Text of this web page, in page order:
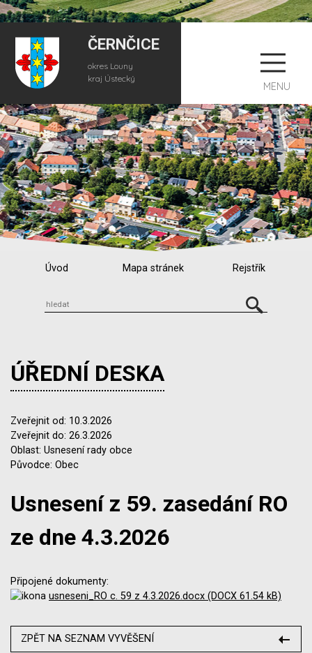
ČERNČICE
okres Louny
kraj Ústecký
MENU
Úvod Mapa stránek Rejstřík
ÚŘEDNÍ DESKA
Zveřejnit od: 10.3.2026
Zveřejnit do: 26.3.2026
Oblast: Usnesení rady obce
Původce: Obec
Usnesení z 59. zasedání RO
ze dne 4.3.2026
Připojené dokumenty:
usneseni_RO c. 59 z 4.3.2026.docx (DOCX 61.54 kB)
ZPĚT NA SEZNAM VYVĚŠENÍ